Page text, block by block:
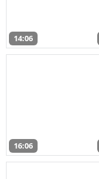
14:06
16:06